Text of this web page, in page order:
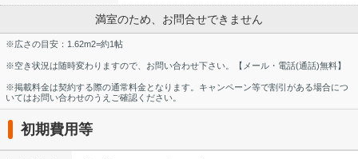
満室のため、お問合せできません
※広さの目安：1.62m2=約1帖
※空き状況は随時変わりますので、お問い合わせ下さい。【メール・電話(通話)無料】
※掲載料金は契約する際の通常料金となります。キャンペーン等で割引がある場合につ
いてはお問い合わせのうえご確認ください。
初期費用等